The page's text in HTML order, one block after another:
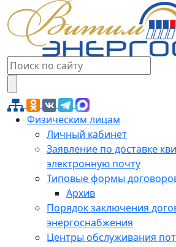
Физическим лицам
Личный кабинет
Заявление по доставке
электронную почту
Типовые формы
Архив
Порядок заключения
энергоснабжения
Центры обслуживания